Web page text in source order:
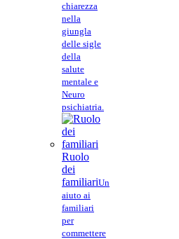
chiarezza
nella
giungla
delle sigle
della
salute
mentale e
Neuro
psichiatria.
Ruolo
dei
familiariUn
aiuto ai
familiari
per
commettere